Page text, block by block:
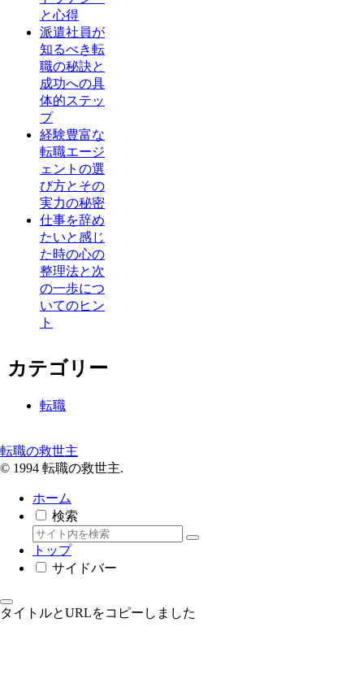
と心得
派遣社員が
知るべき転
職の秘訣と
成功への具
体的ステッ
プ
経験豊富な
転職エージ
ェントの選
び方とその
実力の秘密
仕事を辞め
たいと感じ
た時の心の
整理法と次
の一歩につ
いてのヒン
ト
カテゴリー
転職
転職の救世主
© 1994 転職の救世主.
ホーム
検索
トップ
サイドバー
タイトルとURLをコピーしました